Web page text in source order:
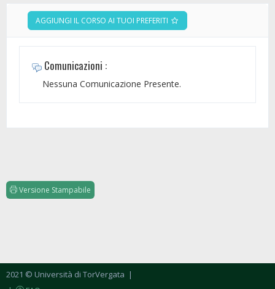
AGGIUNGI IL CORSO AI TUOI PREFERITI
Comunicazioni :
Nessuna Comunicazione Presente.
Versione Stampabile
2021 © Università di TorVergata |